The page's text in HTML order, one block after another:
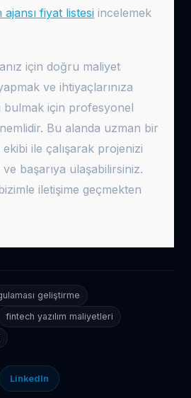
ajansı fiyat listesi incelemek
için doğru maliyet
ve ihtiyaçlarınıza
için profesyonel
Bu alanda uzman bir
ekibi ile çalışarak projenizi
başarıya ulaşabilirsiniz.
iletişime geçmekten
geliştirme
fintech yazılım maliyetleri
LinkedIn